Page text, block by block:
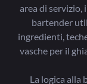
area di servizio,
bartender
ingredienti,
vasche per il
La logica alla